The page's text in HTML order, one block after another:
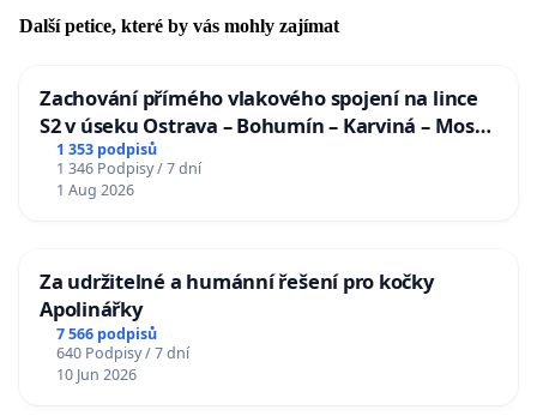
Další petice, které by vás mohly zajímat
Zachování přímého vlakového spojení na lince
S2 v úseku Ostrava – Bohumín – Karviná – Mosty
u Jablunkova
1 353 podpisů
1 346 Podpisy / 7 dní
1 Aug 2026
Za udržitelné a humánní řešení pro kočky
Apolinářky
7 566 podpisů
640 Podpisy / 7 dní
10 Jun 2026